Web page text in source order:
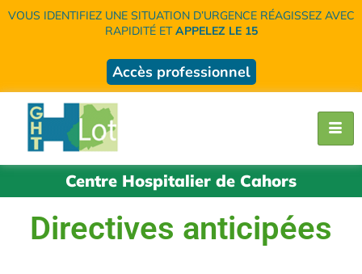
VOUS IDENTIFIEZ UNE SITUATION D’URGENCE RÉAGISSEZ AVEC
RAPIDITÉ ETAPPELEZ LE 15
Accès professionnel
Centre Hospitalier de Cahors
Directives anticipées